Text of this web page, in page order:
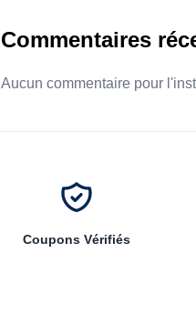
Commentaires
Aucun commentaire pour
Coupons Vérifiés